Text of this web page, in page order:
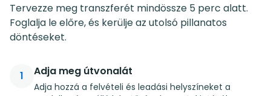
Tervezze meg transzferét mindössze 5 perc alatt.
Foglalja le előre, és kerülje az utolsó pillanatos
döntéseket.
1 Adja meg útvonalát
Adja hozzá a felvételi és leadási helyszíneket a